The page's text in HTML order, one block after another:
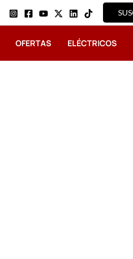
OFERTAS ELÉCTRICOS